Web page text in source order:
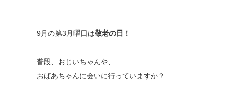
9月の第3月曜日は敬老の日！
普段、おじいちゃんや、
おばあちゃんに会いに行っていますか？